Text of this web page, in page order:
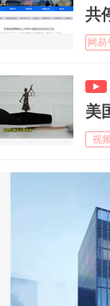
共
网易
美
视频